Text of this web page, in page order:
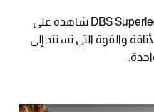
تقف اليوم سيارة DBS Superleggera Volante شاهدة على
والقوة التي تستند إلى